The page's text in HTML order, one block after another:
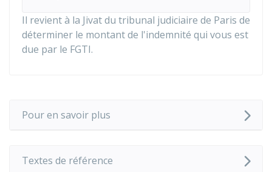
Il revient à la Jivat du tribunal judiciaire de Paris de
déterminer le montant de l'indemnité qui vous est
due par le FGTI.
Pour en savoir plus
Textes de référence